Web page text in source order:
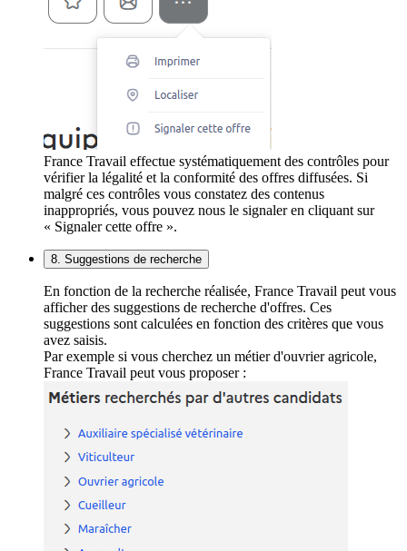
France Travail effectue systématiquement des contrôles pour
vérifier la légalité et la conformité des offres diffusées. Si
malgré ces contrôles vous constatez des contenus
inappropriés, vous pouvez nous le signaler en cliquant sur
« Signaler cette offre ».
8. Suggestions de recherche
En fonction de la recherche réalisée, France Travail peut vous
afficher des suggestions de recherche d'offres. Ces
suggestions sont calculées en fonction des critères que vous
avez saisis.
Par exemple si vous cherchez un métier d'ouvrier agricole,
France Travail peut vous proposer :